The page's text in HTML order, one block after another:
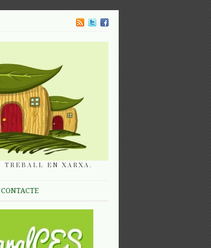
EN XARXA.
CONTACTE